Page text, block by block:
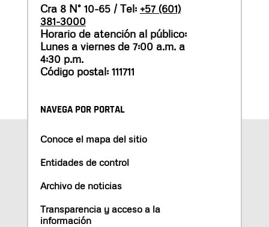
Cra 8 N° 10-65 / Tel: +57 (601)
381-3000
Horario de atención al público:
Lunes a viernes de 7:00 a.m. a
4:30 p.m.
Código postal: 111711
NAVEGA POR PORTAL
Conoce el mapa del sitio
Entidades de control
Archivo de noticias
Transparencia y acceso a la
información